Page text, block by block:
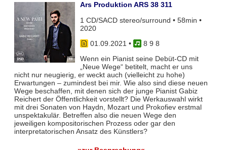
Ars Produktion ARS 38 311
1 CD/SACD stereo/surround • 58min •
2020
01.09.2021 •
8 9 8
Wenn ein Pianist seine Debüt-CD mit
„Neue Wege“ betitelt, macht er uns
nicht nur neugierig, er weckt auch (vielleicht zu hohe)
Erwartungen – zumindest bei mir. Wie also sind diese neuen
Wege beschaffen, mit denen sich der junge Pianist Gabiz
Reichert der Öffentlichkeit vorstellt? Die Werkauswahl wirkt
mit drei Sonaten von Haydn, Mozart und Prokofiev erstmal
unspektakulär. Betreffen also die neuen Wege den
jeweiligen kompositorischen Prozess oder gar den
interpretatorischen Ansatz des Künstlers?